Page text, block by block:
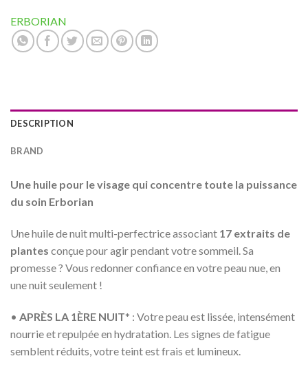
ERBORIAN
DESCRIPTION
BRAND
Une huile pour le visage qui concentre toute la puissance
du soin Erborian
Une huile de nuit multi-perfectrice associant 17 extraits de
plantes conçue pour agir pendant votre sommeil. Sa
promesse ? Vous redonner confiance en votre peau nue, en
une nuit seulement !
• APRÈS LA 1ÈRE NUIT* : Votre peau est lissée, intensément
nourrie et repulpée en hydratation. Les signes de fatigue
semblent réduits, votre teint est frais et lumineux.